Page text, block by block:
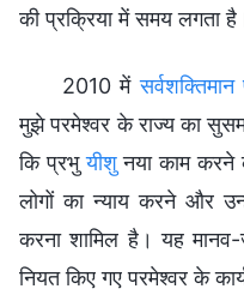
की प्रक्रिया में समय लगता
2010 में
मुझे परमेश्वर के राज्य का
कि प्रभुयीशुनया काम करने
लोगों का न्याय करने और
करना शामिल है। यह
नियत किए गए परमेश्वर के